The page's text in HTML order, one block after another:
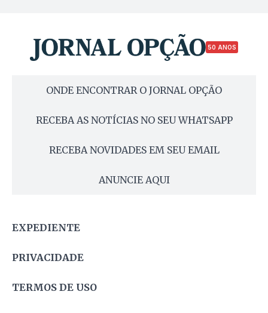
50 ANOS
ONDE ENCONTRAR O JORNAL OPÇÃO
RECEBA AS NOTÍCIAS NO SEU WHATSAPP
RECEBA NOVIDADES EM SEU EMAIL
ANUNCIE AQUI
EXPEDIENTE
PRIVACIDADE
TERMOS DE USO